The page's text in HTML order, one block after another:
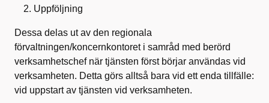
Uppföljning
Dessa delas ut av den regionala
förvaltningen/koncernkontoret i samråd med berörd
verksamhetschef när tjänsten först börjar användas vid
verksamheten. Detta görs alltså bara vid ett enda tillfälle:
vid uppstart av tjänsten vid verksamheten.